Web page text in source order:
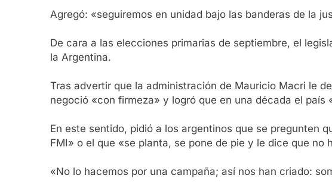
Agregó: «seguiremos en unidad bajo las banderas de la
De cara a las elecciones primarias de septiembre, el
la Argentina.
Tras advertir que la administración de Mauricio Macri le
negoció «con firmeza» y logró que en una década el
En este sentido, pidió a los argentinos que se pregunten
FMI» o el que «se planta, se pone de pie y le dice que no
«No lo hacemos por una campaña; así nos han criado: